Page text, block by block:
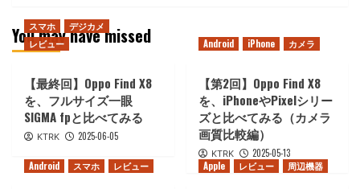
You may have missed
スマホ
デジカメ
レビュー
【最終回】Oppo Find X8
を、フルサイズ一眼
SIGMA fpと比べてみる
KTRK 2025-06-05
Android iPhone カメラ
【第2回】Oppo Find X8
を、iPhoneやPixelシリー
ズと比べてみる（カメラ
画質比較編）
KTRK
2025-05-13
Android
スマホ レビュー Apple レビュー 周辺機器